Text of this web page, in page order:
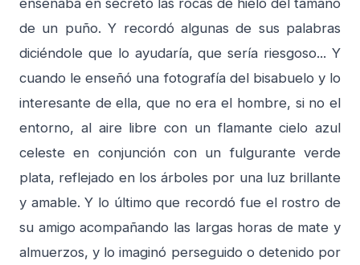
de un puño. Y recordó algunas de sus palabras
diciéndole que lo ayudaría, que sería riesgoso... Y
cuando le enseñó una fotografía del bisabuelo y lo
interesante de ella, que no era el hombre, si no el
entorno, al aire libre con un flamante cielo azul
celeste en conjunción con un fulgurante verde
plata, reflejado en los árboles por una luz brillante
y amable. Y lo último que recordó fue el rostro de
su amigo acompañando las largas horas de mate y
almuerzos, y lo imaginó perseguido o detenido por